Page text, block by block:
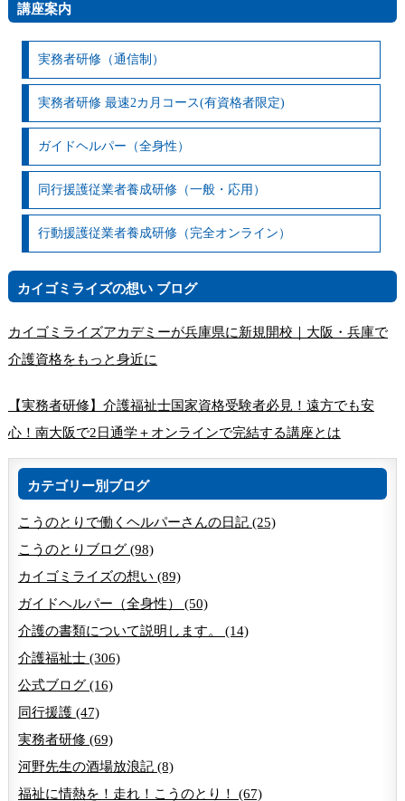
講座案内
実務者研修（通信制）
実務者研修 最速2カ月コース(有資格者限定)
ガイドヘルパー（全身性）
同行援護従業者養成研修（一般・応用）
行動援護従業者養成研修（完全オンライン）
カイゴミライズの想い ブログ
カイゴミライズアカデミーが兵庫県に新規開校｜大阪・兵庫で
介護資格をもっと身近に
【実務者研修】介護福祉士国家資格受験者必見！遠方でも安
心！南大阪で2日通学＋オンラインで完結する講座とは
カテゴリー別ブログ
こうのとりで働くヘルパーさんの日記 (25)
こうのとりブログ (98)
カイゴミライズの想い (89)
ガイドヘルパー（全身性） (50)
介護の書類について説明します。 (14)
介護福祉士 (306)
公式ブログ (16)
同行援護 (47)
実務者研修 (69)
河野先生の酒場放浪記 (8)
福祉に情熱を！走れ！こうのとり！ (67)